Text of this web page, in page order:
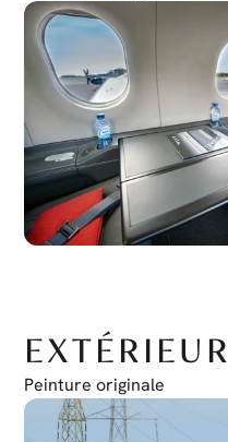
EXTÉRIEUR
Peinture originale